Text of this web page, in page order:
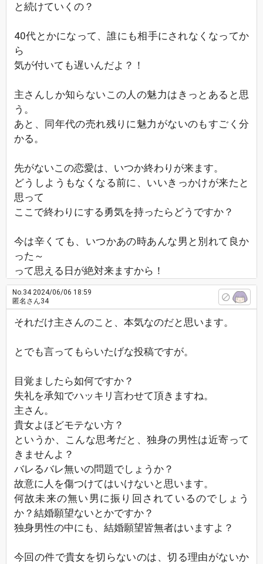
と続けていくの？
40代とかになって、誰にも相手にされなくなってか
ら
気が付いても遅いんだよ？！
主さんしか知らないこの人の魅力はきっとあると思
う。
あと、同年代の売れ残りに魅力がないのもすごく分
かる。
先がないこの恋愛は、いつか終わりが来ます。
どうしようもなくなる前に、いいきっかけが来たと
思って
ここで終わりにする勇気を持ったらどうですか？
今は辛くても、いつかあの時あんな男と別れて良か
った～
って思える日が絶対来ますから！
No.342024/06/06 18:59
匿名さん34
それだけ主さんのこと、本気なのだと思います。
とでも言ってもらいたげな投稿ですが。
目覚ましたら如何ですか？
失礼を承知でハッキリ言わせて頂きますね。
主さん。
貴女よほどモテない方？
というか、こんな思考だと、独身の男性は近寄って
きませんよ？
バレるバレ無いの問題でしょうか？
故意に人を傷つけてはいけないと思います。
何故未来の無い男に振り回されているのでしょう
か？結婚願望ないとかですか？
独身男性の中にも、結婚願望皆無者はいますよ？
今回の件で貴女を切らないのは、切る理由がないか